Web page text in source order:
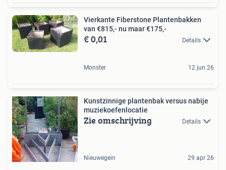
Vierkante Fiberstone Plantenbakken
van €815,- nu maar €175,-
€ 0,01 Details
Monster 12 jun 26
Kunstzinnige plantenbak versus nabije
muziekoefenlocatie
Zie omschrijving Details
Nieuwegein 29 apr 26